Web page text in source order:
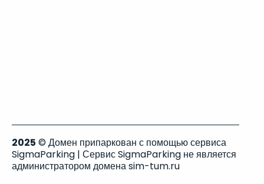
2025 © Домен припаркован с помощью сервиса
SigmaParking | Сервис SigmaParking не является
администратором домена sim-tum.ru